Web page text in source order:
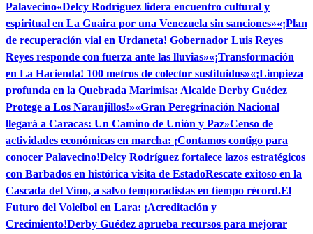
Palavecino«Delcy Rodríguez lidera encuentro cultural y
espiritual en La Guaira por una Venezuela sin sanciones»«¡Plan
de recuperación vial en Urdaneta! Gobernador Luis Reyes
Reyes responde con fuerza ante las lluvias»«¡Transformación
en La Hacienda! 100 metros de colector sustituidos»«¡Limpieza
profunda en la Quebrada Marimisa: Alcalde Derby Guédez
Protege a Los Naranjillos!»«Gran Peregrinación Nacional
llegará a Caracas: Un Camino de Unión y Paz»Censo de
actividades económicas en marcha: ¡Contamos contigo para
conocer Palavecino!Delcy Rodríguez fortalece lazos estratégicos
con Barbados en histórica visita de EstadoRescate exitoso en la
Cascada del Vino, a salvo temporadistas en tiempo récord.El
Futuro del Voleibol en Lara: ¡Acreditación y
Crecimiento!Derby Guédez aprueba recursos para mejorar